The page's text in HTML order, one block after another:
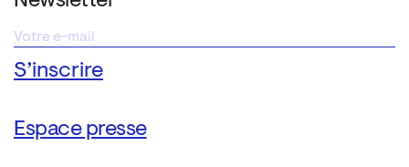
Espace presse